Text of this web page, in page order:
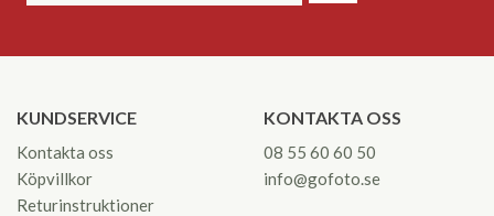
KUNDSERVICE
Kontakta oss
Köpvillkor
Returinstruktioner
KONTAKTA OSS
08 55 60 60 50
info@gofoto.se